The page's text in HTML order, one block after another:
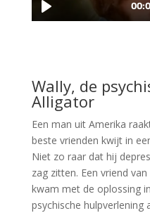
Wally, de
Alligator
Een man uit Amerika
beste vrienden kwijt in
Niet zo raar dat hij
zag zitten. Een vriend
kwam met de oplossing
psychische hulpverlening